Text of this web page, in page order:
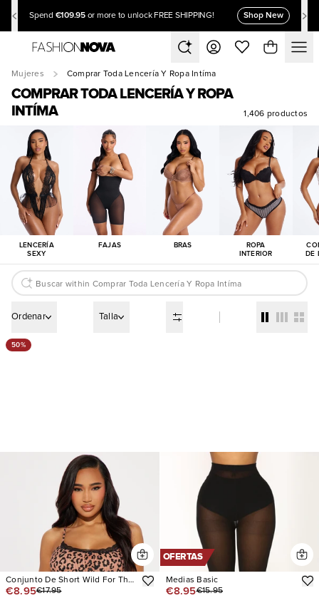
Spend €109.95 or more to unlock FREE SHIPPING! Shop New
Mujeres Comprar Toda Lencería Y Ropa Intíma
COMPRAR TODA LENCERÍA Y ROPA
INTÍMA
1,406 productos
LENCERÍA
SEXY
FAJAS BRAS
ROPA
INTERIOR
DE
Ordenar Talla
50%
Conjunto De Short Wild For The
Night Ribbed PJ
€8.95€17.95
OFERTAS
Medias Basic
€8.95€15.95